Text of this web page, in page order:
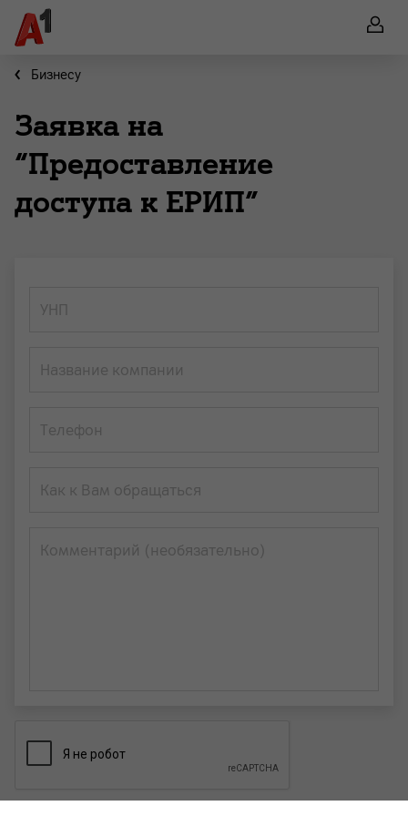
Бизнесу
Заявка на
“Предоставление
доступа к ЕРИП”
УНП
Название компании
Телефон
Как к Вам обращаться
Комментарий (необязательно)